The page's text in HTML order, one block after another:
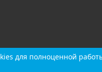
для полноценной